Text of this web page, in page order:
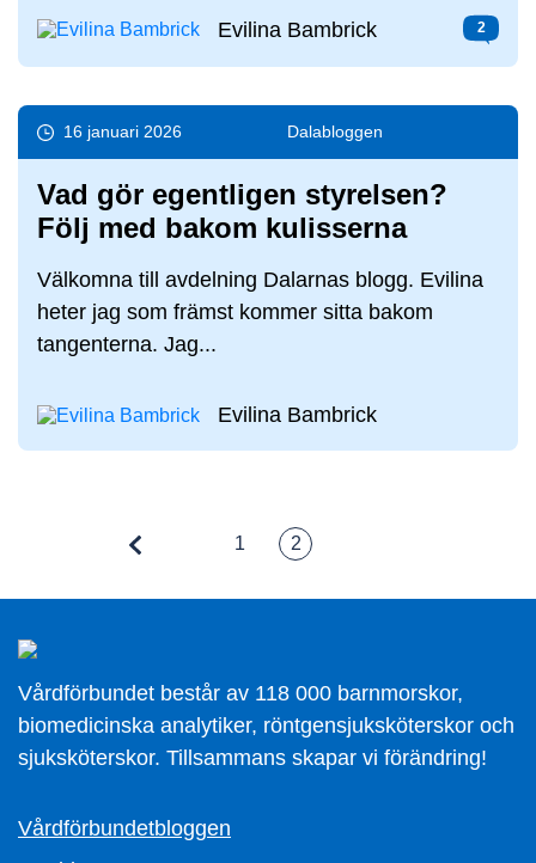
Evilina Bambrick 2
16 januari 2026 Dala­bloggen
Vad gör egentligen styrelsen?
Följ med bakom kulisserna
Välkomna till avdelning Dalarnas blogg. Evilina
heter jag som främst kommer sitta bakom
tangenterna. Jag...
Evilina Bambrick
1 2
Vårdförbundet består av 118 000 barnmorskor,
biomedicinska analytiker, röntgensjuksköterskor och
sjuksköterskor. Tillsammans skapar vi förändring!
Vårdförbundetbloggen